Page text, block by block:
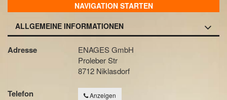
NAVIGATION STARTEN
ALLGEMEINE INFORMATIONEN
Adresse
ENAGES GmbH
Proleber Str
8712 Niklasdorf
Telefon Anzeigen